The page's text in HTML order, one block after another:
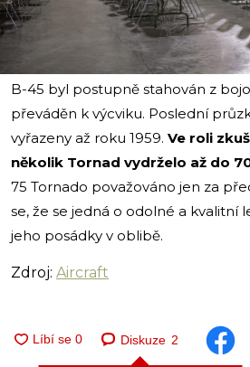
B-45 byl postupně stahován z
převáděn k výcviku. Poslední
vyřazeny až roku 1959. Ve roli
několik Tornad vydrželo až do
75 Tornado považováno jen za
se, že se jedná o odolné a kvalitní
jeho posádky v oblibě.
Zdroj: Aircraft
Diskuze 2